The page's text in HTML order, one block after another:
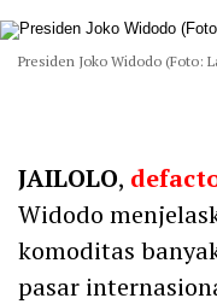
Presiden Joko Widodo (Foto:
JAILOLO,
Widodo
komoditas
pasar